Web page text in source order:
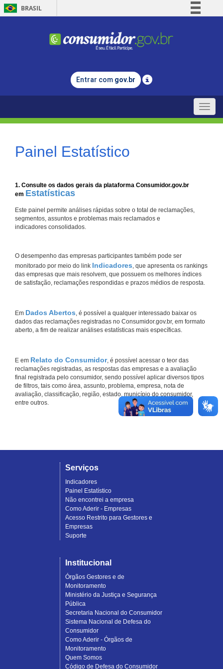
BRASIL
Comunica BR
Legislação
Entrar com gov.br
Toggle
Painel Estatístico
1. Consulte os dados gerais da plataforma Consumidor.gov.br
em Estatísticas
Este painel permite análises rápidas sobre o total de reclamações,
segmentos, assuntos e problemas mais reclamados e
indicadores consolidados.
O desempenho das empresas participantes também pode ser
monitorado por meio do link Indicadores, que apresenta os rankings
das empresas que mais resolvem, que possuem os melhores índices
de satisfação, reclamações respondidas e prazos médios de resposta.
Em Dados Abertos, é possível a qualquer interessado baixar os
dados das reclamações registradas no Consumidor.gov.br, em formato
aberto, a fim de realizar análises estatísticas mais específicas.
E em Relato do Consumidor, é possível acessar o teor das
reclamações registradas, as respostas das empresas e a avaliação
final registrada pelo consumidor, sendo possível aplicar diversos tipos
de filtros, tais como área, assunto, problema, empresa, nota de
avaliação, classificação, região, estado, município do consumidor,
entre outros.
Serviços
Indicadores
Painel Estatístico
Não encontrei a empresa
Como Aderir - Empresas
Acesso Restrito para Gestores e
Empresas
Suporte
Institucional
Órgãos Gestores e de
Monitoramento
Ministério da Justiça e Segurança
Pública
Secretaria Nacional do Consumidor
Sistema Nacional de Defesa do
Consumidor
Como Aderir - Órgãos de
Monitoramento
Quem Somos
Código de Defesa do Consumidor